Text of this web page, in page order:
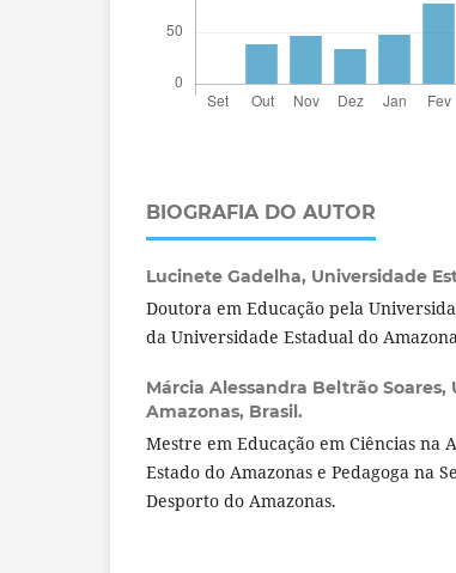
BIOGRAFIA DO AUTOR
Lucinete Gadelha, Universidade
Doutora em Educação pela
da Universidade Estadual do
Márcia Alessandra Beltrão Soares,
Amazonas, Brasil.
Mestre em Educação em Ciências na
Estado do Amazonas e Pedagoga na
Desporto do Amazonas.